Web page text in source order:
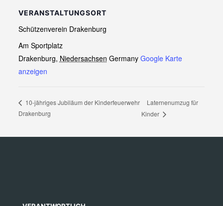
VERANSTALTUNGSORT
Schützenverein Drakenburg
Am Sportplatz
Drakenburg, Niedersachsen Germany Google Karte
anzeigen
10-jähriges Jubiläum der Kinderfeuerwehr
Drakenburg
Laternenumzug für
Kinder